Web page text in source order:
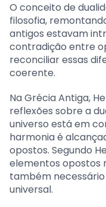
O conceito de
filosofia,
antigos estavam
contradição entre
reconciliar essas
coerente.
Na Grécia Antiga,
reflexões sobre a
universo está em
harmonia é
opostos. Segundo
elementos opostos
também
universal.